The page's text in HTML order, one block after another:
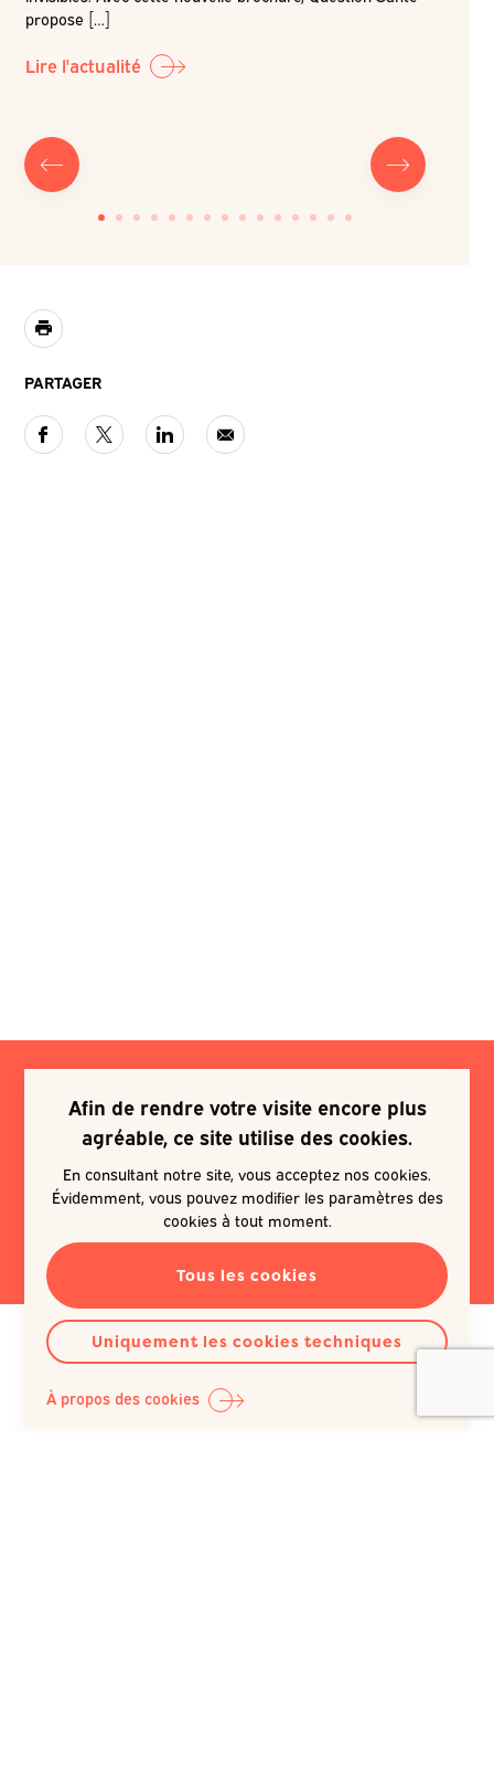
propose […]
Lire l'actualité
PARTAGER
Je souhaite m'inscrire à une
newsletter
EN SAVOIR PLUS
Afin de rendre votre visite encore plus
agréable, ce site utilise des cookies.
En consultant notre site, vous acceptez nos cookies.
Évidemment, vous pouvez modifier les paramètres des
cookies à tout moment.
Tous les cookies
Uniquement les cookies techniques
À propos des cookies